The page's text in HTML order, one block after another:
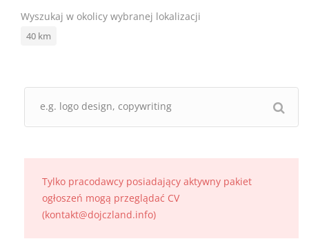
Wyszukaj w okolicy wybranej lokalizacji
40 km
Tylko pracodawcy posiadający aktywny pakiet
ogłoszeń mogą przeglądać CV
(kontakt@dojczland.info)